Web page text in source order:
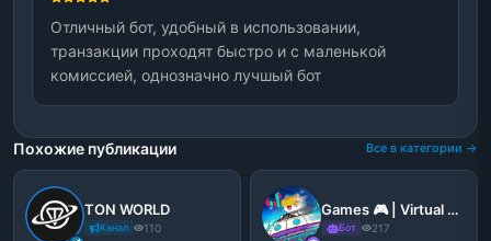
Отличный бот, удобный в использовании,
транзакции проходят быстро и с маленькой
комиссией, однозначно лучшый бот
Похожие публикации Все в категории →
TON WORLD
Канал 110
Games 🎮 | Virtual Trading
Бот 217